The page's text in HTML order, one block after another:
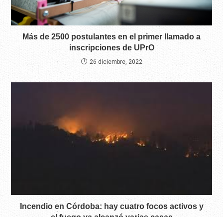
Más de 2500 postulantes en el primer llamado a
inscripciones de UPrO
26 diciembre, 2022
Incendio en Córdoba: hay cuatro focos activos y